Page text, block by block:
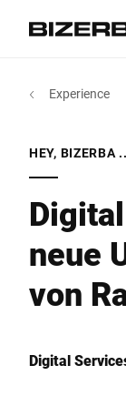
Portale
MyBizerba
Amerika
Australien
Afrika
HEY, BIZERBA
neue
von
Digital
Experience